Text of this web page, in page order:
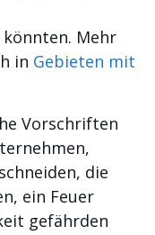
Mehr
in Gebieten mit
Vorschriften
die
ein Feuer
gefährden